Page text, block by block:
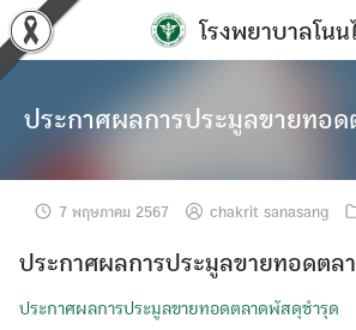
Skip
to
content
โรงพยาบาลโนน
ประกาศผลการประมูลขายทอ
7 พฤษภาคม 2567 chakrit sanasang
ประกาศผลการประมูลขายทอดตล
ประกาศผลการประมูลขายทอดตลาดพัสดุชำรุด